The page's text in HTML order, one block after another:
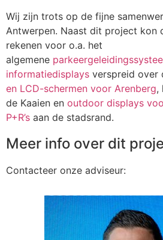
Wij zijn trots op de fijne
Antwerpen. Naast dit project kon
rekenen voor o.a. het
algemene
informatiedisplays verspreid over
en LCD-schermen voor Arenberg,
de Kaaien en outdoor displays
P+R’s aan de stadsrand.
Meer info over dit
Contacteer onze adviseur: